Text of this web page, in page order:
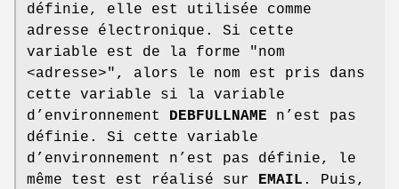
définie, elle est utilisée comme
adresse électronique. Si cette
variable est de la forme "nom
<adresse>", alors le nom est pris dans
cette variable si la variable
d’environnement DEBFULLNAME n’est pas
définie. Si cette variable
d’environnement n’est pas définie, le
même test est réalisé sur
EMAIL . Puis,